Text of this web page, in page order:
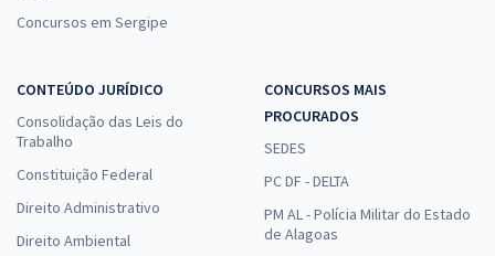
Concursos em Sergipe
CONTEÚDO JURÍDICO
Consolidação das Leis do
Trabalho
Constituição Federal
Direito Administrativo
Direito Ambiental
CONCURSOS MAIS
PROCURADOS
SEDES
PC DF - DELTA
PM AL - Polícia Militar do Estado
de Alagoas